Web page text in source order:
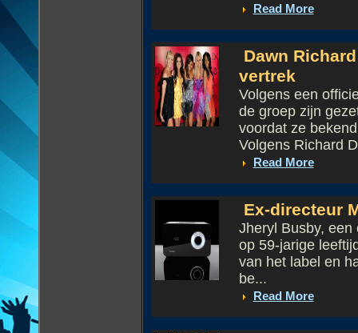
Read More
Dawn
vertrek
Volgens een
de groep zijn
voordat ze
Volgens Richard
Read More
Ex-directeur
Jheryl Busby,
op 59-jarige
van het label en
be...
Read More